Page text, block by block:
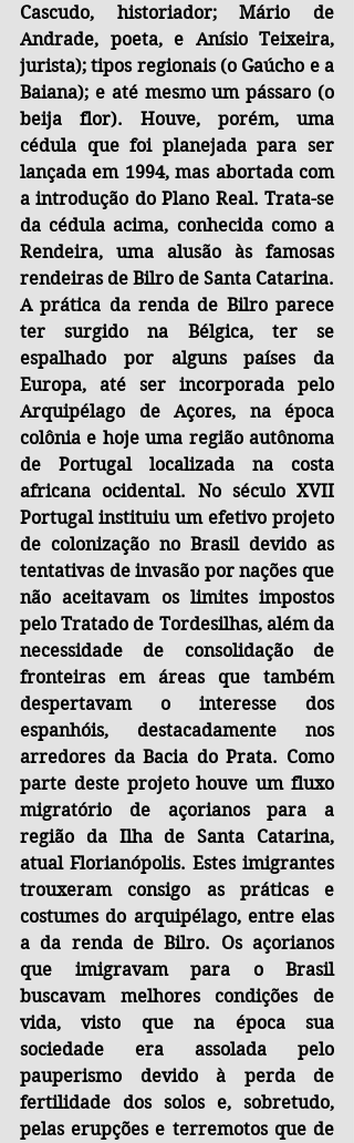
Cascudo, historiador; Mário de
Andrade, poeta, e Anísio Teixeira,
jurista); tipos regionais (o Gaúcho e a
Baiana); e até mesmo um pássaro (o
beija flor). Houve, porém, uma
cédula que foi planejada para ser
lançada em 1994, mas abortada com
a introdução do Plano Real. Trata-se
da cédula acima, conhecida como a
Rendeira, uma alusão às famosas
rendeiras de Bilro de Santa Catarina.
A prática da renda de Bilro parece
ter surgido na Bélgica, ter se
espalhado por alguns países da
Europa, até ser incorporada pelo
Arquipélago de Açores, na época
colônia e hoje uma região autônoma
de Portugal localizada na costa
africana ocidental. No século XVII
Portugal instituiu um efetivo projeto
de colonização no Brasil devido as
tentativas de invasão por nações que
não aceitavam os limites impostos
pelo Tratado de Tordesilhas, além da
necessidade de consolidação de
fronteiras em áreas que também
despertavam o interesse dos
espanhóis, destacadamente nos
arredores da Bacia do Prata. Como
parte deste projeto houve um fluxo
migratório de açorianos para a
região da Ilha de Santa Catarina,
atual Florianópolis. Estes imigrantes
trouxeram consigo as práticas e
costumes do arquipélago, entre elas
a da renda de Bilro. Os açorianos
que imigravam para o Brasil
buscavam melhores condições de
vida, visto que na época sua
sociedade era assolada pelo
pauperismo devido à perda de
fertilidade dos solos e, sobretudo,
pelas erupções e terremotos que de